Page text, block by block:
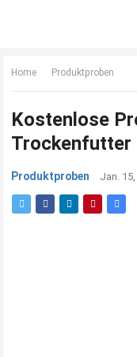
Home Produktproben
Kostenlose
Trockenfutter
Produktproben Jan.